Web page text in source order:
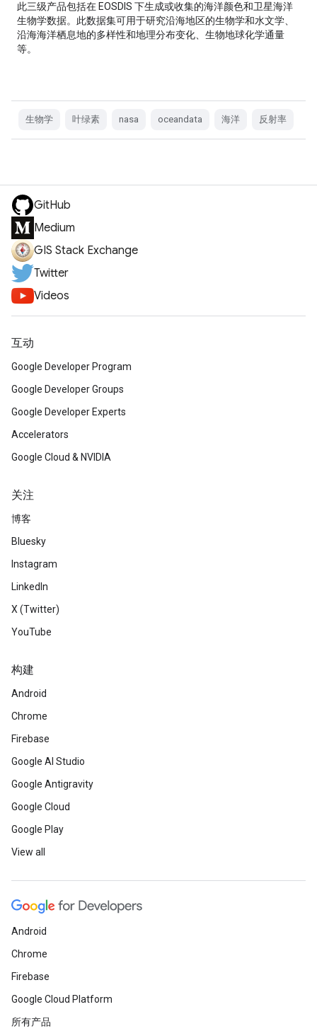
此三级产品包括在 EOSDIS 下生成或收集的海洋颜色和卫星海洋
生物学数据。此数据集可用于研究沿海地区的生物学和水文学、
沿海海洋栖息地的多样性和地理分布变化、生物地球化学通量
等。
生物学 叶绿素 nasa oceandata 海洋 反射率
GitHub
Medium
GIS Stack Exchange
Twitter
Videos
互动
Google Developer Program
Google Developer Groups
Google Developer Experts
Accelerators
Google Cloud & NVIDIA
关注
博客
Bluesky
Instagram
LinkedIn
X (Twitter)
YouTube
构建
Android
Chrome
Firebase
Google AI Studio
Google Antigravity
Google Cloud
Google Play
View all
Android
Chrome
Firebase
Google Cloud Platform
所有产品